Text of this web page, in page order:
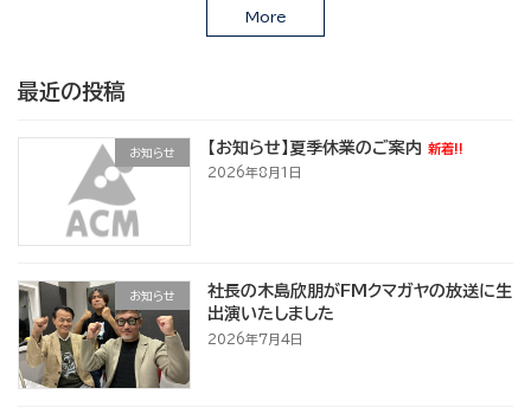
More
最近の投稿
お知らせ 【お知らせ】夏季休業のご案内 新着!!
2026年8月1日
お知らせ
社長の木島欣朋がFMクマガヤの放送に生
出演いたしました
2026年7月4日